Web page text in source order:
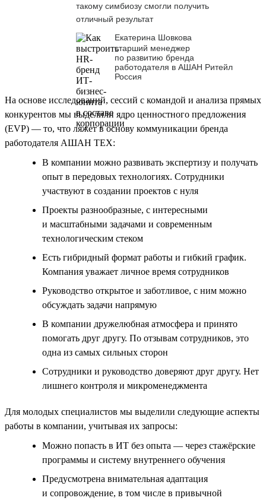
такому симбиозу смогли получить
отличный результат
Екатерина Шовкова
старший менеджер
по развитию бренда
работодателя в АШАН Ритейл
Россия
На основе исследований, сессий с командой и анализа прямых
конкурентов мы выделили ядро ценностного предложения
(EVP) — то, что ляжет в основу коммуникации бренда
работодателя АШАН ТЕХ:
В компании можно развивать экспертизу и получать
опыт в передовых технологиях. Сотрудники
участвуют в создании проектов с нуля
Проекты разнообразные, с интересными
и масштабными задачами и современным
технологическим стеком
Есть гибридный формат работы и гибкий график.
Компания уважает личное время сотрудников
Руководство открытое и заботливое, с ним можно
обсуждать задачи напрямую
В компании дружелюбная атмосфера и принято
помогать друг другу. По отзывам сотрудников, это
одна из самых сильных сторон
Сотрудники и руководство доверяют друг другу. Нет
лишнего контроля и микроменеджмента
Для молодых специалистов мы выделили следующие аспекты
работы в компании, учитывая их запросы:
Можно попасть в ИТ без опыта — через стажёрские
программы и систему внутреннего обучения
Предусмотрена внимательная адаптация
и сопровождение, в том числе в привычной